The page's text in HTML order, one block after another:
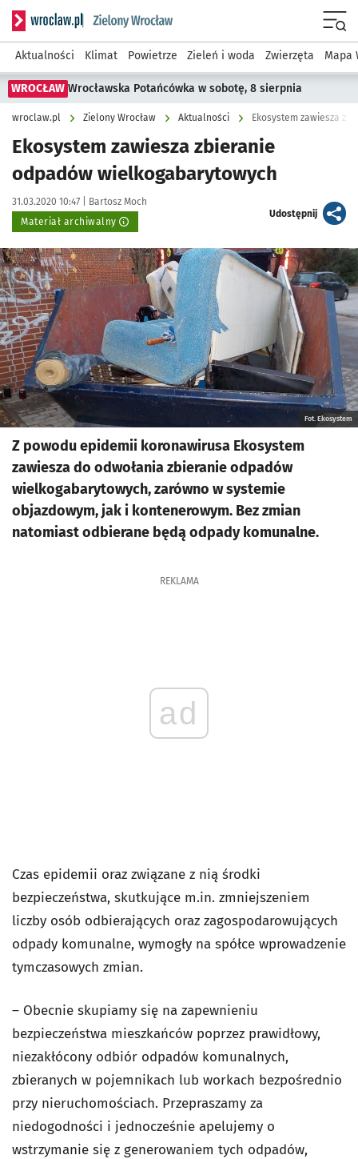
Serwis informacyjny wroclaw.pl podserwis: Środowisko we
Aktualności Klimat Powietrze Zieleń i woda Zwierzęta Mapa
WROCŁAW Wrocławska Potańcówka w sobotę, 8 sierpnia
wroclaw.pl Zielony Wrocław Aktualności Ekosystem zawiesza
Ekosystem zawiesza zbieranie
odpadów wielkogabarytowych
Data publikacji:
31.03.2020 10:47 | Autor:
Bartosz Moch
Materiał archiwalny
Udostępnijartykuł
Kliknij, aby powiększyć
Fot. Ekosystem
Z powodu epidemii koronawirusa Ekosystem
zawiesza do odwołania zbieranie odpadów
wielkogabarytowych, zarówno w systemie
objazdowym, jak i kontenerowym. Bez zmian
natomiast odbierane będą odpady komunalne.
REKLAMA
ad
Czas epidemii oraz związane z nią środki
bezpieczeństwa, skutkujące m.in. zmniejszeniem
liczby osób odbierających oraz zagospodarowujących
odpady komunalne, wymogły na spółce wprowadzenie
tymczasowych zmian.
– Obecnie skupiamy się na zapewnieniu
bezpieczeństwa mieszkańców poprzez prawidłowy,
niezakłócony odbiór odpadów komunalnych,
zbieranych w pojemnikach lub workach bezpośrednio
przy nieruchomościach. Przepraszamy za
niedogodności i jednocześnie apelujemy o
wstrzymanie się z generowaniem tych odpadów,